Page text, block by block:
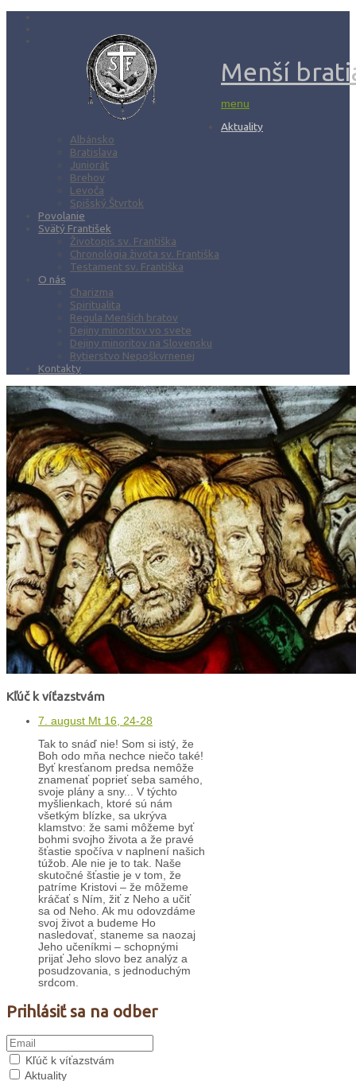
Menší
menu
Aktuality
Albánsko
Bratislava
Juniorát
Brehov
Levoča
Spišský Štvrtok
Povolanie
Svätý František
Životopis sv. Františka
Chronológia života sv. Františka
Testament sv. Františka
O nás
Charizma
Spiritualita
Regula Menších bratov
Dejiny minoritov vo svete
Dejiny minoritov na Slovensku
Rytierstvo Nepoškvrnenej
Kontakty
Kľúč k víťazstvám
7. august Mt 16, 24-28
Tak to snáď nie! Som si istý, že
Boh odo mňa nechce niečo také!
Byť kresťanom predsa nemôže
znamenať poprieť seba samého,
svoje plány a sny... V týchto
myšlienkach, ktoré sú nám
všetkým blízke, sa ukrýva
klamstvo: že sami môžeme byť
bohmi svojho života a že pravé
šťastie spočíva v naplnení našich
túžob. Ale nie je to tak. Naše
skutočné šťastie je v tom, že
patríme Kristovi – že môžeme
kráčať s Ním, žiť z Neho a učiť
sa od Neho. Ak mu odovzdáme
svoj život a budeme Ho
nasledovať, staneme sa naozaj
Jeho učeníkmi – schopnými
prijať Jeho slovo bez analýz a
posudzovania, s jednoduchým
srdcom.
Prihlásiť sa na odber
Kľúč k víťazstvám
Aktuality